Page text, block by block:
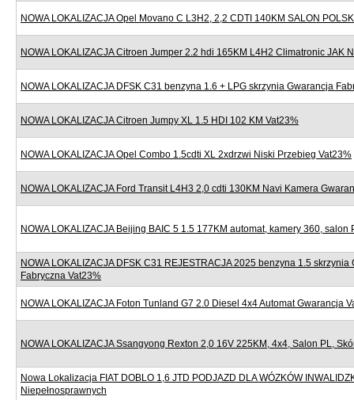
NOWA LOKALIZACJA Opel Movano C L3H2, 2,2 CDTI 140KM SALON
NOWA LOKALIZACJA Citroen Jumper 2.2 hdi 165KM L4H2 Climatronic JAK
NOWA LOKALIZACJA DFSK C31 benzyna 1.6 + LPG skrzynia Gwarancja
NOWA LOKALIZACJA Citroen Jumpy XL 1.5 HDI 102 KM Vat23%
NOWA LOKALIZACJA Opel Combo 1.5cdti XL 2xdrzwi Niski Przebieg Vat23%
NOWA LOKALIZACJA Ford Transit L4H3 2,0 cdti 130KM Navi Kamera
NOWA LOKALIZACJA Beijing BAIC 5 1.5 177KM automat, kamery 360, salon
NOWA LOKALIZACJA DFSK C31 REJESTRACJA 2025 benzyna 1.5 skrzynia
Fabryczna Vat23%
NOWA LOKALIZACJA Foton Tunland G7 2.0 Diesel 4x4 Automat Gwarancja
NOWA LOKALIZACJA Ssangyong Rexton 2,0 16V 225KM, 4x4, Salon PL,
Nowa Lokalizacja FIAT DOBLO 1,6 JTD PODJAZD DLA WÓZKÓW
Niepełnosprawnych